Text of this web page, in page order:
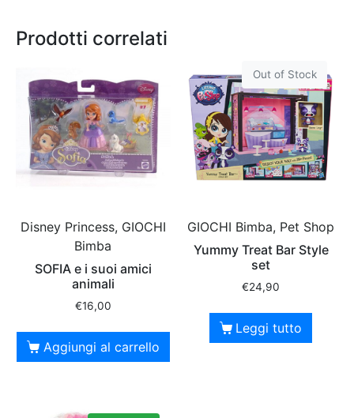
Prodotti correlati
Disney Princess, GIOCHI
Bimba
SOFIA e i suoi amici
animali
€16,00
Aggiungi al carrello
Out of Stock
GIOCHI Bimba, Pet Shop
Yummy Treat Bar Style
set
€24,90
Leggi tutto